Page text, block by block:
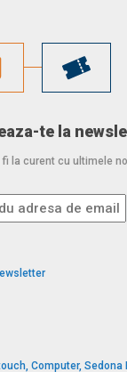
te la
fi la curent cu ultimele
Computer, Sedona